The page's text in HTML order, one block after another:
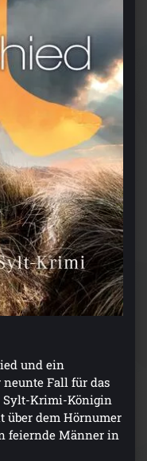
und ein
Fall für das
Sylt-Krimi-Königin
dem Hörnumer
feiernde Männer in